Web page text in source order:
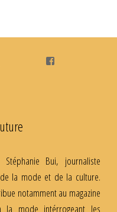
Bui, journaliste
la mode et de la culture.
notamment au magazine
la mode intérrogeant les